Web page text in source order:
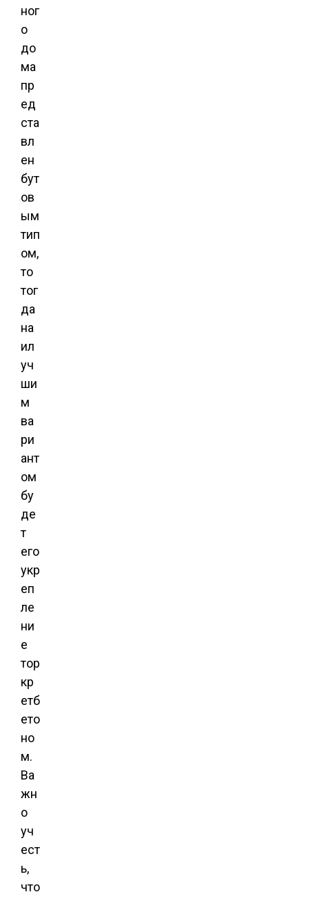
ног
о
до
ма
пр
ед
ста
вл
ен
бут
ов
ым
тип
ом,
то
тог
да
на
ил
уч
ши
м
ва
ри
ант
ом
бу
де
т
его
укр
еп
ле
ни
е
тор
кр
етб
ето
но
м.
Ва
жн
о
уч
ест
ь,
что